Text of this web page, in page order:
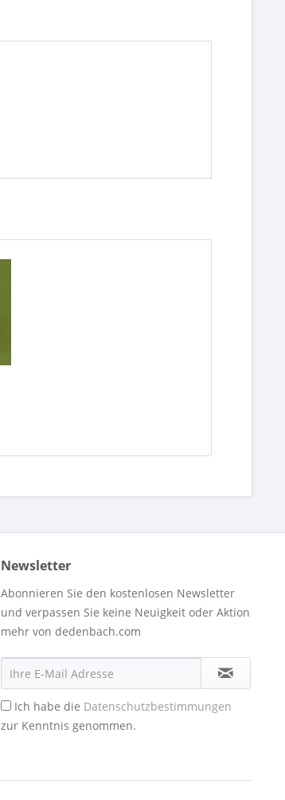
Newsletter
Abonnieren Sie den kostenlosen Newsletter
und verpassen Sie keine Neuigkeit oder Aktion
mehr von dedenbach.com
Ich habe die Datenschutzbestimmungen
zur Kenntnis genommen.